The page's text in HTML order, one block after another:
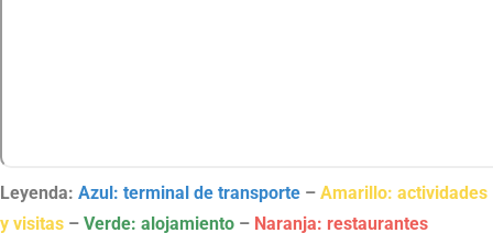
Leyenda: Azul: terminal de transporte – Amarillo: actividades
y visitas – Verde: alojamiento – Naranja: restaurantes